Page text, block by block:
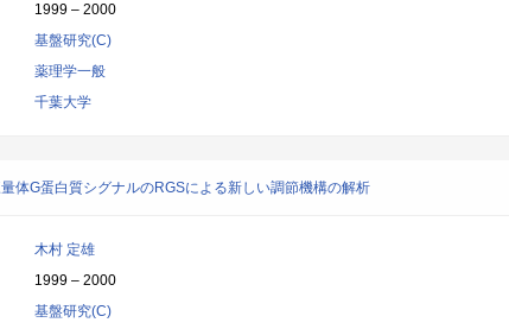
1999 – 2000
基盤研究(C)
薬理学一般
千葉大学
体G蛋白質シグナルのRGSによる新しい調節機構の解析
木村 定雄
1999 – 2000
基盤研究(C)